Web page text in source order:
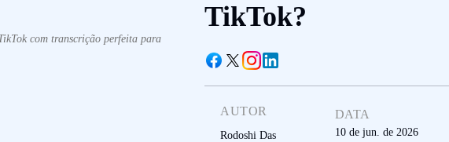
com transcrição perfeita para
TikTok?
AUTOR
Rodoshi Das
DATA
10 de jun. de 2026